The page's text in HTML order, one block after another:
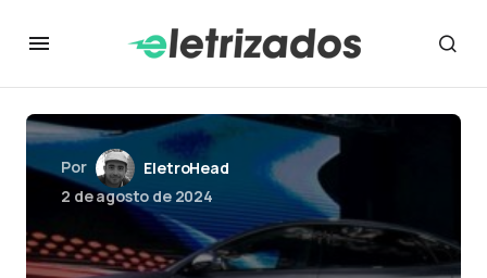
Por
EletroHead
2 de agosto de 2024